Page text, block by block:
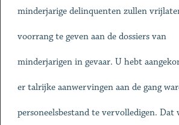
minderjarige delinquenten zullen
voorrang te geven aan de dossiers van
minderjarigen in gevaar. U hebt
er talrijke aanwervingen aan de gang
personeelsbestand te vervolledigen. Dat